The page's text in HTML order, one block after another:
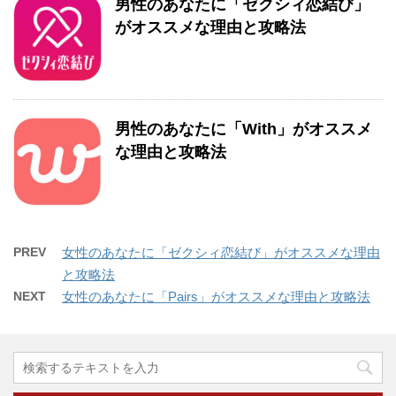
男性のあなたに「ゼクシィ恋結び」
がオススメな理由と攻略法
男性のあなたに「With」がオススメ
な理由と攻略法
PREV
女性のあなたに「ゼクシィ恋結び」がオススメな理由
と攻略法
NEXT 女性のあなたに「Pairs」がオススメな理由と攻略法